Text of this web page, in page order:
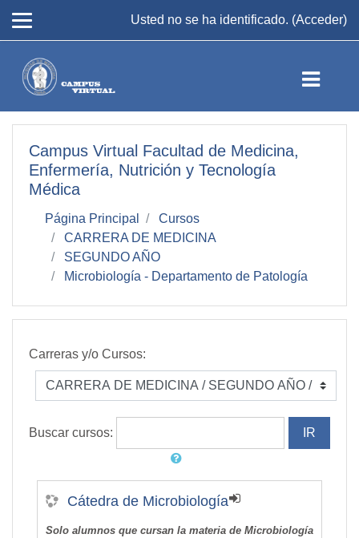
Usted no se ha identificado. (Acceder)
Campus Virtual Facultad de Medicina,
Enfermería, Nutrición y Tecnología
Médica
Página Principal
Cursos
CARRERA DE MEDICINA
SEGUNDO AÑO
Microbiología - Departamento de Patología
Carreras y/o Cursos:
Buscar cursos:
Cátedra de Microbiología
Solo alumnos que cursan la materia de Microbiología